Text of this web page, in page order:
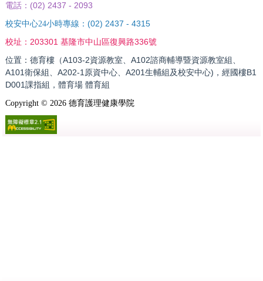
電話： (02) 2437 - 2093
校安中心24小時專線： (02) 2437 - 4315
校址： 203301 基隆市中山區復興路336號
位置：德育樓（A103-2資源教室、A102諮商輔導暨資源教室組、
A101衛保組、A202-1原資中心、A201生輔組及校安中心)，經國樓B1
D001課指組，體育場 體育組
Copyright © 2026德育護理健康學院